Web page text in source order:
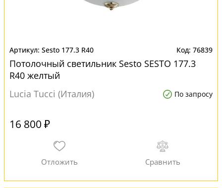
Sesto 177.3 R40 76839
Потолочный светильник Sesto SESTO 177.3
R40 желтый
Lucia Tucci (Италия)
По запросу
16 800 ₽